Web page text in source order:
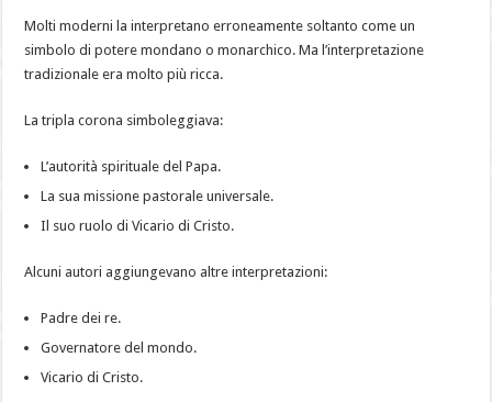
Molti moderni la interpretano erroneamente soltanto come un
simbolo di potere mondano o monarchico. Ma l’interpretazione
tradizionale era molto più ricca.
La tripla corona simboleggiava:
L’autorità spirituale del Papa.
La sua missione pastorale universale.
Il suo ruolo di Vicario di Cristo.
Alcuni autori aggiungevano altre interpretazioni:
Padre dei re.
Governatore del mondo.
Vicario di Cristo.